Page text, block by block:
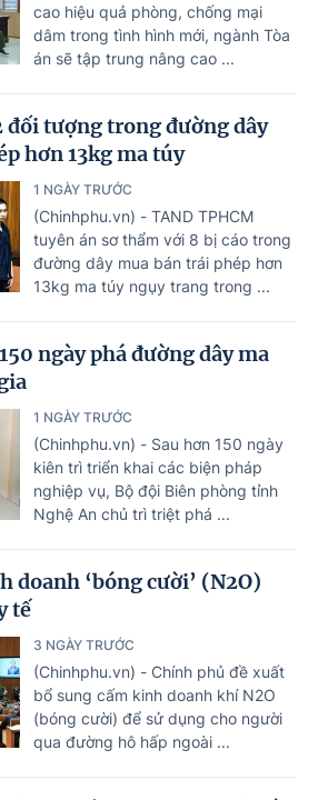
cao hiệu quả phòng, chống mại
dâm trong tình hình mới, ngành Tòa
án sẽ tập trung nâng cao ...
đối tượng trong đường dây
hơn 13kg ma túy
1 NGÀY TRƯỚC
(Chinhphu.vn) - TAND TPHCM
tuyên án sơ thẩm với 8 bị cáo trong
đường dây mua bán trái phép hơn
13kg ma túy ngụy trang trong ...
ngày phá đường dây ma
1 NGÀY TRƯỚC
(Chinhphu.vn) - Sau hơn 150 ngày
kiên trì triển khai các biện pháp
nghiệp vụ, Bộ đội Biên phòng tỉnh
Nghệ An chủ trì triệt phá ...
doanh ‘bóng cười’ (N2O)
tế
3 NGÀY TRƯỚC
(Chinhphu.vn) - Chính phủ đề xuất
bổ sung cấm kinh doanh khí N2O
(bóng cười) để sử dụng cho người
qua đường hô hấp ngoài ...